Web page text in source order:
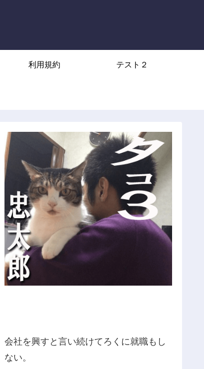
利用規約 テスト２
会社を興すと言い続けてろくに就職もし
ない。